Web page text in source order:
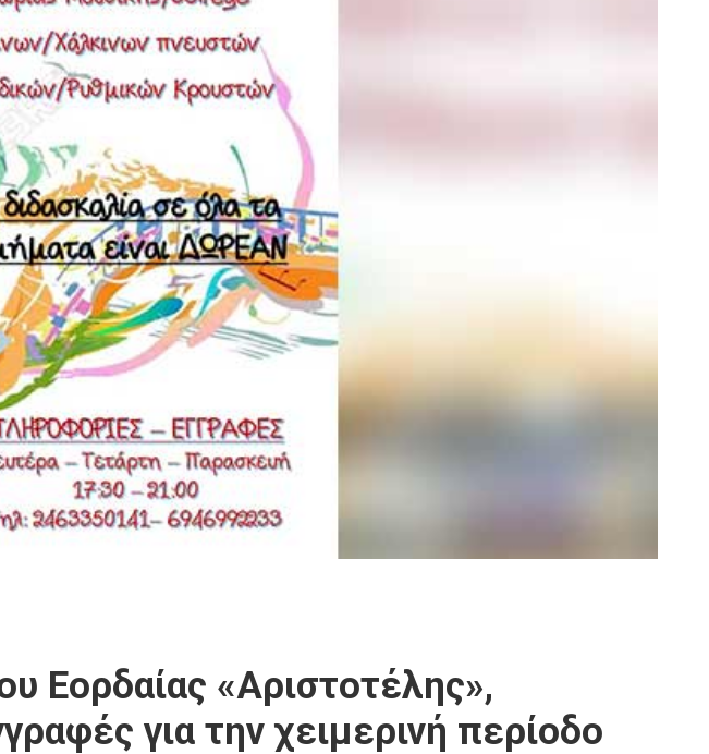
Εορδαίας «Αριστοτέλης»,
για την χειμερινή περίοδο